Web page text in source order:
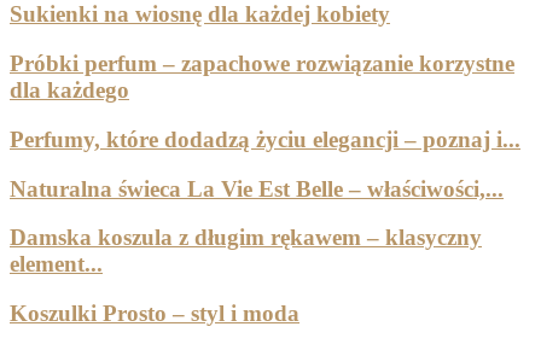
Sukienki na wiosnę dla każdej kobiety
Próbki perfum – zapachowe rozwiązanie korzystne
dla każdego
Perfumy, które dodadzą życiu elegancji – poznaj i...
Naturalna świeca La Vie Est Belle – właściwości,...
Damska koszula z długim rękawem – klasyczny
element...
Koszulki Prosto – styl i moda